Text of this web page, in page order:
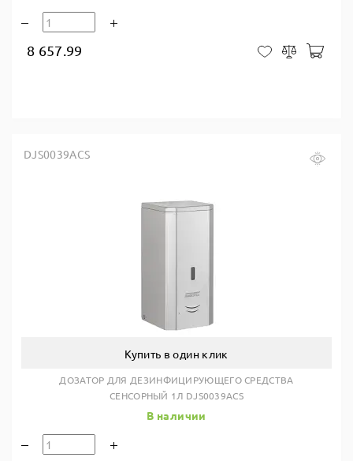
8 657.99 В закладки
Сравнить
DJS0039ACS
Купить в один клик
ДОЗАТОР ДЛЯ ДЕЗИНФИЦИРУЮЩЕГО СРЕДСТВА
СЕНСОРНЫЙ 1Л DJS0039ACS
В наличии